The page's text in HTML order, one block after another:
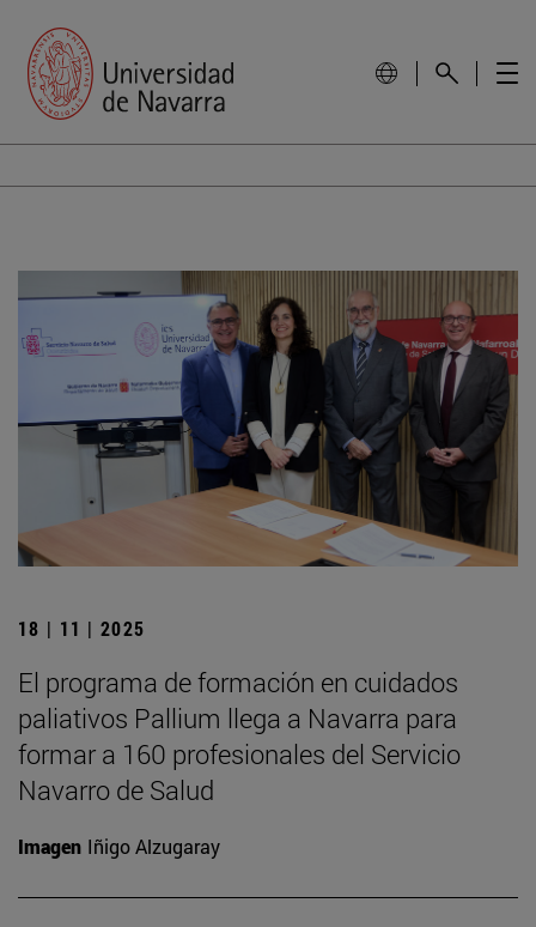
18 | 11 | 2025
El programa de formación en cuidados
paliativos Pallium llega a Navarra para
formar a 160 profesionales del Servicio
Navarro de Salud
Imagen Iñigo Alzugaray